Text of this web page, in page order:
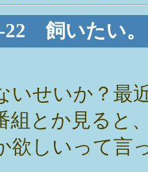
22 飼いたい
いせいか？最
組とか見ると
欲しいって言